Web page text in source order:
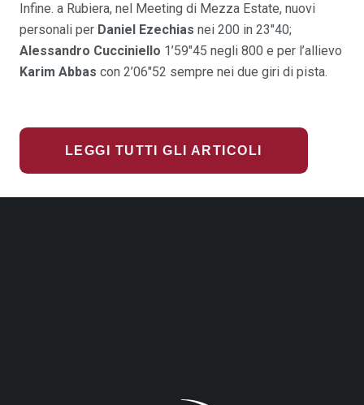
Infine. a Rubiera, nel Meeting di Mezza Estate, nuovi
personali per Daniel Ezechias nei 200 in 23″40;
Alessandro Cucciniello 1’59″45 negli 800 e per l’allievo
Karim Abbas con 2’06″52 sempre nei due giri di pista.
LEGGI TUTTI GLI ARTICOLI